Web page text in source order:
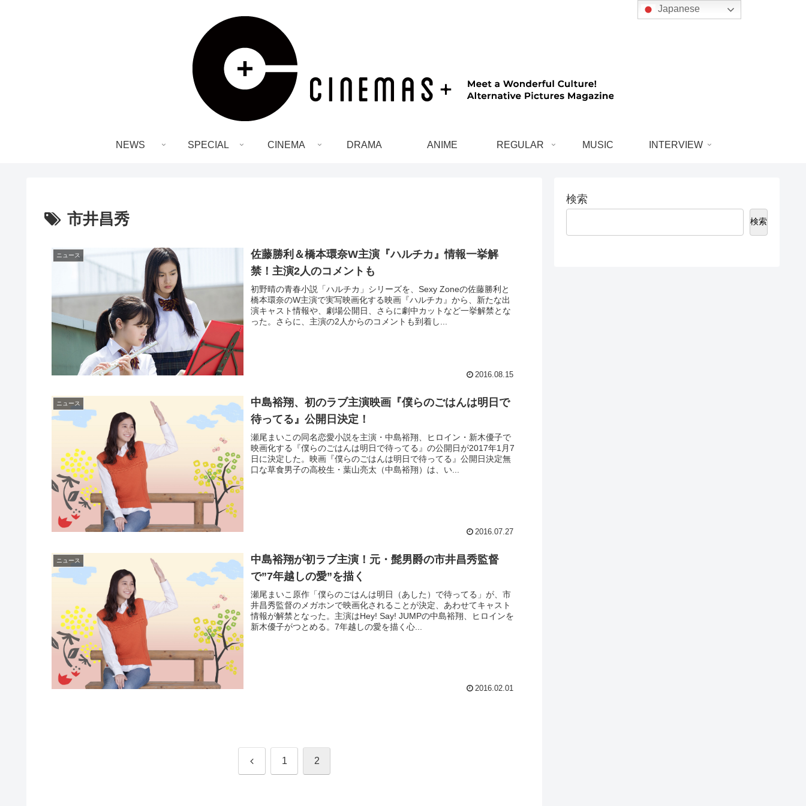
NEWS SPECIAL CINEMA DRAMA ANIME REGULAR MUSIC INTERVIEW
市井昌秀
ニュース
佐藤勝利＆橋本環奈W主演『ハルチカ』情報一挙解
禁！主演2人のコメントも
初野晴の青春小説「ハルチカ」シリーズを、Sexy Zoneの佐藤勝利と
橋本環奈のW主演で実写映画化する映画『ハルチカ』から、新たな出
演キャスト情報や、劇場公開日、さらに劇中カットなど一挙解禁とな
った。さらに、主演の2人からのコメントも到着し...
2016.08.15
ニュース
中島裕翔、初のラブ主演映画『僕らのごはんは明日で
待ってる』公開日決定！
瀬尾まいこの同名恋愛小説を主演・中島裕翔、ヒロイン・新木優子で
映画化する『僕らのごはんは明日で待ってる』の公開日が2017年1月7
日に決定した。映画『僕らのごはんは明日で待ってる』公開日決定無
口な草食男子の高校生・葉山亮太（中島裕翔）は、い...
2016.07.27
ニュース
中島裕翔が初ラブ主演！元・髭男爵の市井昌秀監督
で”7年越しの愛”を描く
瀬尾まいこ原作「僕らのごはんは明日（あした）で待ってる」が、市
井昌秀監督のメガホンで映画化されることが決定、あわせてキャスト
情報が解禁となった。主演はHey! Say! JUMPの中島裕翔、ヒロインを
新木優子がつとめる。7年越しの愛を描く心...
2016.02.01
前 1 2
検索
検索
Japanese